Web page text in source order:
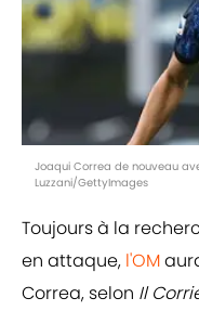
Joaqui Correa de nouveau
Luzzani/GettyImages
Toujours à la
en attaque, l'OM
Correa, selon Il